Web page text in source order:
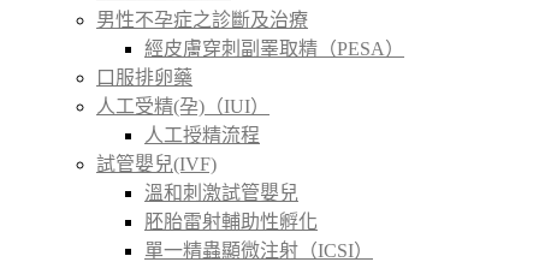
男性不孕症之診斷及治療
經皮膚穿刺副睪取精（PESA）
口服排卵藥
人工受精(孕)（IUI）
人工授精流程
試管嬰兒(IVF)
溫和刺激試管嬰兒
胚胎雷射輔助性孵化
單一精蟲顯微注射（ICSI）